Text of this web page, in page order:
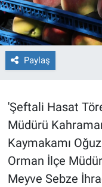
Paylaş
'Şeftali Hasat
Müdürü
Kaymakamı
Orman İlçe
Meyve Sebze
ASAYİŞ
ÇEVRE
EĞİTİM
BİLİM VE
Güvenlik